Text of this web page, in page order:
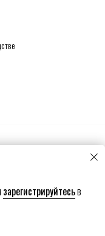
зарегистрируйтесьв
файлов cookie.